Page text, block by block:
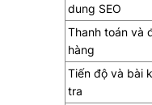
dung SEO
Thanh toán và
hàng
Tiến độ và bài
tra